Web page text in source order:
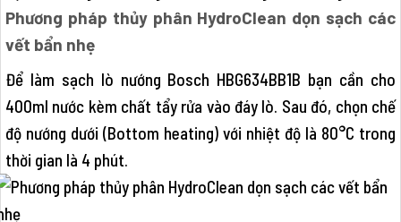
Phương pháp thủy phân HydroClean dọn sạch các
vết bẩn nhẹ
Để làm sạch lò nướng Bosch HBG634BB1B bạn cần cho
400ml nước kèm chất tẩy rửa vào đáy lò. Sau đó, chọn chế
độ nướng dưới (Bottom heating) với nhiệt độ là 80°C trong
thời gian là 4 phút.